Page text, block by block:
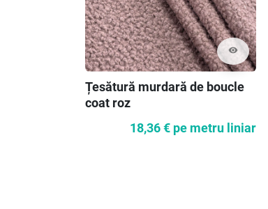
visibility
Țesătură murdară de boucle
coat roz
18,36 € pe metru liniar